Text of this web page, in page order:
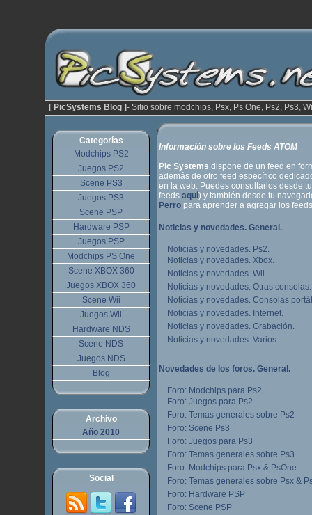
[ PicSystems Blog ]- Sitio sobre modchips, Psx, Ps One, Ps2, Ps3,
Categorías
Modchips PS2
Juegos PS2
Scene PS3
Juegos PS3
Scene PSP
Hardware PSP
Juegos PSP
Modchips PS One
Scene XBOX 360
Juegos XBOX 360
Scene Wii
Juegos Wii
Hardware NDS
Scene NDS
Juegos NDS
Blog
Archivo
Año 2010
Social
Información sobre los Feeds ATOM
Pic Systems dispone de un feed en
además de otro feed específico
en la web. Puedes consultarlos desde
feeds aquí) y también desde tu
Perro para aprender a agregar los
Noticias y novedades. General.
Noticias y novedades. Ps2.
Noticias y novedades. Xbox.
Noticias y novedades. Wii.
Noticias y novedades. Otras consolas.
Noticias y novedades. Consolas
Noticias y novedades. Internet.
Noticias y novedades. Grabación.
Noticias y novedades. Varios.
Novedades de los foros. General.
Foro: Modchips para Ps2
Foro: Juegos para Ps2
Foro: Temas generales sobre Ps2
Foro: Scene Ps3
Foro: Juegos para Ps3
Foro: Temas generales sobre Ps3
Foro: Modchips para Psx & PsOne
Foro: Temas generales sobre Psx &
Foro: Hardware PSP
Foro: Scene PSP